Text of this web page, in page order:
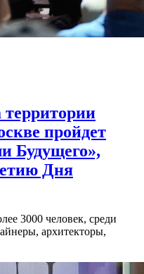
территории
пройдет
Будущего»,
Дня
3000 человек, среди
архитекторы,